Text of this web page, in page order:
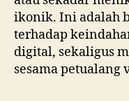
ikonik. Ini adalah
terhadap
digital, sekaligus
sesama petualang